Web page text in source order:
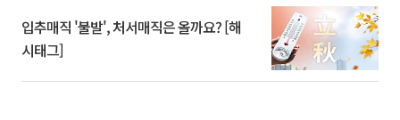
입추매직 '불발', 처서매직은 올까요? [해
시태그]